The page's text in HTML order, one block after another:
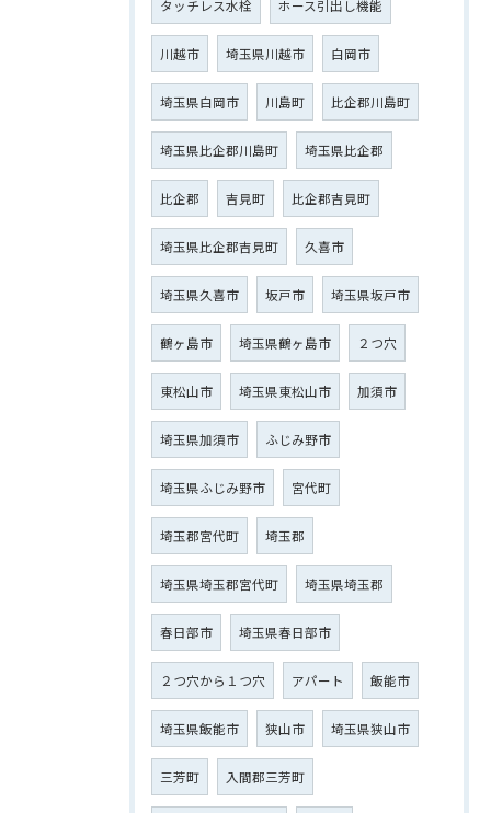
タッチレス水栓 ホース引出し機能
川越市 埼玉県川越市 白岡市
埼玉県白岡市 川島町 比企郡川島町
埼玉県比企郡川島町 埼玉県比企郡
比企郡 吉見町 比企郡吉見町
埼玉県比企郡吉見町 久喜市
埼玉県久喜市 坂戸市 埼玉県坂戸市
鶴ヶ島市 埼玉県鶴ヶ島市 ２つ穴
東松山市 埼玉県東松山市 加須市
埼玉県加須市 ふじみ野市
埼玉県ふじみ野市 宮代町
埼玉郡宮代町 埼玉郡
埼玉県埼玉郡宮代町 埼玉県埼玉郡
春日部市 埼玉県春日部市
２つ穴から１つ穴 アパート 飯能市
埼玉県飯能市 狭山市 埼玉県狭山市
三芳町 入間郡三芳町